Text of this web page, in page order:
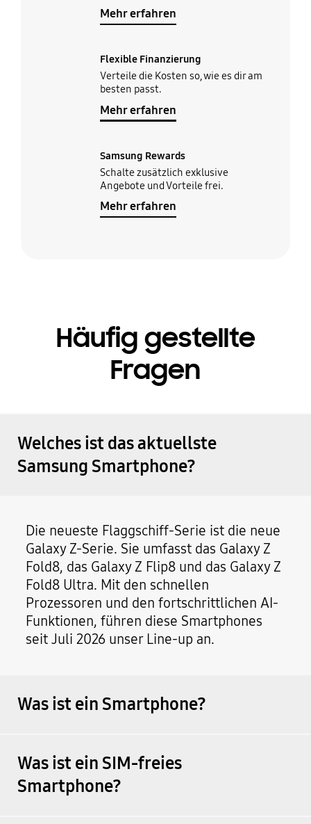
Mehr erfahren
Flexible Finanzierung
Verteile die Kosten so, wie es dir am
besten passt.
Mehr erfahren
Samsung Rewards
Schalte zusätzlich exklusive
Angebote und Vorteile frei.
Mehr erfahren
Häufig gestellte
Fragen
Welches ist das aktuellste
Samsung Smartphone?
Die neueste Flaggschiff-Serie ist die neue
Galaxy Z-Serie. Sie umfasst das Galaxy Z
Fold8, das Galaxy Z Flip8 und das Galaxy Z
Fold8 Ultra. Mit den schnellen
Prozessoren und den fortschrittlichen AI-
Funktionen, führen diese Smartphones
seit Juli 2026 unser Line-up an.
Was ist ein Smartphone?
Was ist ein SIM-freies
Smartphone?